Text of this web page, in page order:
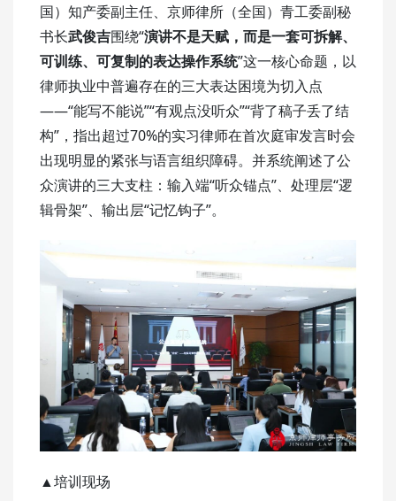
国）知产委副主任、京师律所（全国）青工委副秘
书长武俊吉围绕“演讲不是天赋，而是一套可拆解、
可训练、可复制的表达操作系统”这一核心命题，以
律师执业中普遍存在的三大表达困境为切入点
——“能写不能说”“有观点没听众”“背了稿子丢了结
构”，指出超过70%的实习律师在首次庭审发言时会
出现明显的紧张与语言组织障碍。并系统阐述了公
众演讲的三大支柱：输入端“听众锚点”、处理层“逻
辑骨架”、输出层“记忆钩子”。
▲培训现场